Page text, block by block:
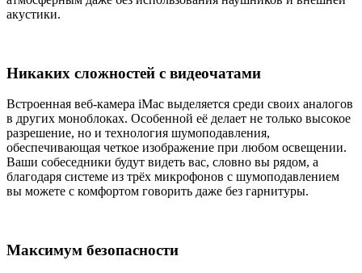
акустики.
Никаких сложностей с видеочатами
Встроенная веб-камера iMac выделяется среди своих аналогов
в других моноблоках. Особенной её делает не только высокое
разрешение, но и технология шумоподавления,
обеспечивающая четкое изображение при любом освещении.
Ваши собеседники будут видеть вас, словно вы рядом, а
благодаря системе из трёх микрофонов с шумоподавлением
вы можете с комфортом говорить даже без гарнитуры.
Максимум безопасности